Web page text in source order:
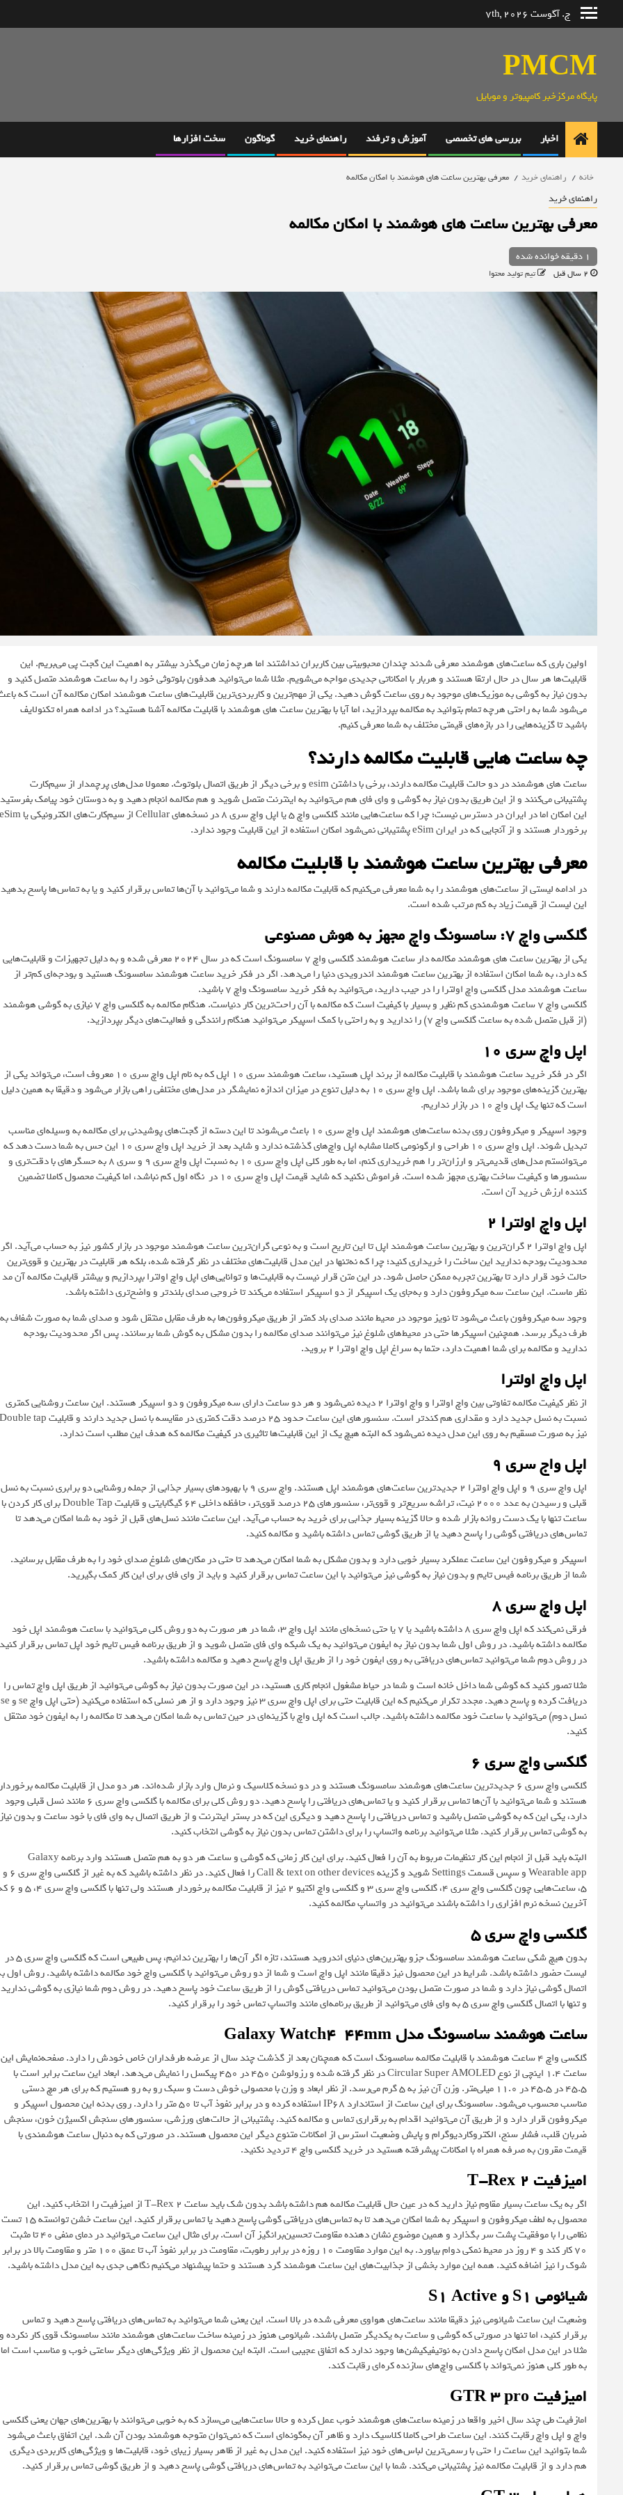
ج. آگوست 7th, 2026
PMCM
پایگاه مرکزخبر کامپیوتر و موبایل
اخبار بررسی های تخصصی آموزش و ترفند راهنمای خرید گوناگون سخت افزارها
خانه راهنمای خرید معرفی بهترین ساعت های هوشمند با امکان مکالمه
راهنمای خرید
معرفی بهترین ساعت های هوشمند با امکان مکالمه
1 دقیقه خوانده شده
تیم تولید محتوا
اولین باری که ساعت‌های هوشمند معرفی شدند چندان محبوبیتی بین کاربران نداشتند اما هرچه زمان می‌گذرد بیشتر به اهمیت این گجت پی می‌بریم. این
قابلیت‌ها هر سال در حال ارتقا هستند و هربار با امکاناتی جدیدی مواجه می‌شویم. مثلا شما می‌توانید هدفون بلوتوثی خود را به ساعت هوشمند متصل کنید و
بدون نیاز به گوشی به موزیک‌های موجود به روی ساعت گوش دهید. یکی از مهم‌ترین و کاربردی‌ترین قابلیت‌های ساعت هوشمند امکان مکالمه آن است که
می‌شود شما به راحتی هرچه تمام بتوانید به مکالمه بپردازید، اما آیا با بهترین ساعت های هوشمند با قابلیت مکالمه آشنا هستید؟ در ادامه همراه تکنولایف
باشید تا گزینه‌هایی را در بازه‌های قیمتی مختلف به شما معرفی کنیم.
چه ساعت هایی قابلیت مکالمه دارند؟
ساعت های هوشمند در دو حالت قابلیت مکالمه دارند، برخی با داشتن esim و برخی دیگر از طریق اتصال بلوتوث. معمولا مدل‌های پرچمدار از سیم‌کارت
پشتیبانی می‌کنند و از این طریق بدون نیاز به گوشی و وای فای هم می‌توانید به اینترنت متصل شوید و هم مکالمه انجام دهید و به دوستان خود پیامک
این امکان اما در ایران در دسترس نیست؛ چرا که ساعت‌هایی مانند گلکسی واچ 5 یا اپل واچ سری 8 در نسخه‌های Cellular از سیم‌کارت‌های الکترونیکی یا eSim
برخوردار هستند و از آنجایی که در ایران eSim پشتیبانی نمی‌شود امکان استفاده از این قابلیت وجود ندارد.
معرفی بهترین ساعت هوشمند با قابلیت مکالمه
در ادامه لیستی از ساعت‌های هوشمند را به شما معرفی می‌کنیم که قابلیت مکالمه دارند و شما می‌توانید با آن‌ها تماس برقرار کنید و یا به تماس‌ها پاسخ
این لیست از قیمت زیاد به کم مرتب شده است.
گلکسی واچ ۷: سامسونگ واچ مجهز به هوش مصنوعی
یکی از بهترین ساعت های هوشمند مکالمه دار ساعت هوشمند گلکسی واچ 7 سامسونگ است که در سال 2024 معرفی شده و به دلیل تجهیزات و قابلیت‌هایی
که دارد، به شما امکان استفاده از بهترین ساعت هوشمند اندرویدی دنیا را می‌دهد. اگر در فکر خرید ساعت هوشمند سامسونگ هستید و بودجه‌ای کم‌تر از
ساعت هوشمند مدل گلکسی واچ اولترا را در جیب دارید، می‌توانید به فکر خرید سامسونگ واچ 7 باشید.
گلکسی واچ ۷ ساعت هوشمندی کم نظیر و بسیار با کیفیت است که مکالمه با آن راحت‌ترین کار دنیاست. هنگام مکالمه به گلکسی واچ ۷ نیازی به گوشی هوشمند
(از قبل متصل شده به ساعت گلکسی واچ ۷) را ندارید و به راحتی با کمک اسپیکر می‌توانید هنگام رانندگی و فعالیت‌های دیگر بپردازید.
اپل واچ سری 10
اگر در فکر خرید ساعت هوشمند با قابلیت مکالمه از برند اپل هستید، ساعت هوشمند سری 10 اپل که به نام اپل واچ سری ۱۰ معروف است، می‌تواند یکی از
بهترین گزینه‌های موجود برای شما باشد. اپل واچ سری 10 به دلیل تنوع در میزان اندازه نمایشگر در مدل‌های مختلفی راهی بازار می‌شود و دقیقا به همین دلیل
است که تنها یک اپل واچ 10 در بازار نداریم.
وجود اسپیکر و میکروفون روی بدنه ساعت‌های هوشمند اپل واچ سری ۱۰ باعث می‌شوند تا این دسته از گجت‌های پوشیدنی برای مکالمه به وسیله‌ای مناسب
تبدیل شوند. اپل واچ سری 10 طراحی و ارگونومی کاملا مشابه اپل واچ‌های گذشته ندارد و شاید بعد از خرید اپل واچ سری ۱۰ این حس به شما دست دهد که
می‌توانستم مدل‌های قدیمی‌تر و ارزان‌تر را هم خریداری کنم، اما به طور کلی اپل واچ سری 10 به نسبت اپل واچ سری 9 و سری 8 به حسگرهای با دقت‌تری و
سنسورها و کیفیت ساخت بهتری مجهز شده است. فراموش نکنید که شاید قیمت اپل واچ سری ۱۰ در نگاه اول کم نباشد، اما کیفیت محصول کاملا تضمین
کننده ارزش خرید آن است.
اپل واچ اولترا 2
اپل واچ اولترا 2 گران‌ترین و بهترین ساعت هوشمند اپل تا این تاریخ است و به نوعی گران‌ترین ساعت هوشمند موجود در بازار کشور نیز به حساب می‌آید. اگر
محدودیت بودجه ندارید این ساخت را خریداری کنید؛ چرا که نه‌تنها در این مدل قابلیت‌های مختلف در نظر گرفته شده، بلکه هر قابلیت در بهترین و قوی‌ترین
حالت خود قرار دارد تا بهترین تجربه ممکن حاصل شود. در این متن قرار نیست به قابلیت‌ها و توانایی‌های اپل واچ اولترا بپردازیم و بیشتر قابلیت مکالمه آن مد
نظر ماست. این ساعت سه میکروفون دارد و به‌جای یک اسپیکر از دو اسپیکر استفاده می‌کند تا خروجی صدای بلندتر و واضح‌تری داشته باشد.
وجود سه میکروفون باعث می‌شود تا نویز موجود در محیط مانند صدای باد کمتر از طریق میکروفون‌ها به طرف مقابل منتقل شود و صدای شما به صورت شفاف به
طرف دیگر برسد. همچنین اسپیکرها حتی در محیط‌های شلوغ نیز می‌توانند صدای مکالمه را بدون مشکل به گوش شما برسانند. پس اگر محدودیت بودجه
ندارید و مکالمه برای شما اهمیت دارد، حتما به سراغ اپل واچ اولترا 2 بروید.
اپل واچ اولترا
از نظر کیفیت مکالمه تفاوتی بین واچ اولترا و واچ اولترا 2 دیده نمی‌شود و هر دو ساعت دارای سه میکروفون و دو اسپیکر هستند. این ساعت روشنایی کمتری
نسبت به نسل جدید دارد و مقداری هم کندتر است. سنسورهای این ساعت حدود 25 درصد دقت کمتری در مقایسه با نسل جدید دارند و قابلیت Double tap
نیز به صورت مسقیم به روی این مدل دیده نمی‌شود که البته هیچ یک از این قابلیت‌ها تاثیری در کیفیت مکالمه که هدف این مطلب است ندارد.
اپل واج سری 9
اپل واچ سری 9 و اپل واچ اولترا 2 جدیدترین ساعت‌های هوشمند اپل هستند. واچ سری 9 با بهبودهای بسیار جذابی از جمله روشنایی دو برابری نسبت به نسل
قبلی و رسیدن به عدد 2000 نیت، تراشه سریع‌تر و قوی‌تر، سنسورهای 25 درصد قوی‌تر، حافظه داخلی 64 گیگابایتی و قابلیت Double Tap برای کار کردن با
ساعت تنها با یک دست روانه بازار شده و حالا گزینه بسیار جذابی برای خرید به حساب می‌آید. این ساعت مانند نسل‌های قبل از خود به شما امکان می‌دهد تا
تماس‌های دریافتی گوشی را پاسخ دهید یا از طریق گوشی تماس داشته باشید و مکالمه کنید.
اسپیکر و میکروفون این ساعت عملکرد بسیار خوبی دارد و بدون مشکل به شما امکان می‌دهد تا حتی در مکان‌های شلوغ صدای خود را به طرف مقابل برسانید.
شما از طریق برنامه فیس تایم و بدون نیاز به گوشی نیز می‌توانید با این ساعت تماس برقرار کنید و باید از وای فای برای این کار کمک بگیرید.
اپل واچ سری 8
فرقی نمی‌کند که اپل واچ سری 8 داشته باشید یا 7 یا حتی نسخه‌ای مانند اپل واچ 3، شما در هر صورت به دو روش کلی می‌توانید با ساعت هوشمند اپل خود
مکالمه داشته باشید. در روش اول شما بدون نیاز به ایفون می‌توانید به یک شبکه وای فای متصل شوید و از طریق برنامه‌ فیس تایم خود اپل تماس برقرار
در روش دوم شما می‌توانید تماس‌های دریافتی به روی ایفون خود را از طریق اپل واچ پاسخ دهید و مکالمه داشته باشید.
مثلا تصور کنید که گوشی شما داخل خانه است و شما در حیاط مشغول انجام کاری هستید، در این صورت بدون نیاز به گوشی می‌توانید از طریق اپل واچ تماس را
دریافت کرده و پاسخ دهید. مجدد تکرار می‌کنیم که این قابلیت حتی برای اپل واچ سری 3 نیز وجود دارد و از هر نسلی که استفاده می‌کنید (حتی اپل واچ se و se
نسل دوم) می‌توانید با ساعت خود مکالمه داشته باشید. جالب است که اپل واچ با گزینه‌ای در حین تماس به شما امکان می‌دهد تا مکالمه را به ایفون خود منتقل
کنید.
گلکسی واچ سری 6
گلکسی واچ سری 6 جدیدترین ساعت‌های هوشمند سامسونگ هستند و در دو نسخه کلاسیک و نرمال وارد بازار شده‌اند. هر دو مدل از قابلیت مکالمه
هستند و شما می‌توانید با آن‌ها تماس برقرار کنید و یا تماس‌های دریافتی را پاسخ دهید. دو روش کلی برای مکالمه با گلکسی واچ سری 6 مانند نسل قبلی وجود
دارد، یکی این که به گوشی متصل باشید و تماس دریافتی را پاسخ دهید و دیگری این که در بستر اینترنت و از طریق اتصال به وای فای با خود ساعت و بدون نیاز
به گوشی تماس برقرار کنید. مثلا می‌توانید برنامه واتساپ را برای داشتن تماس بدون نیاز به گوشی انتخاب کنید.
البته باید قبل از انجام این کار تنظیمات مربوط به آن را فعال کنید. برای این کار زمانی که گوشی و ساعت هر دو به هم متصل هستند وارد برنامه Galaxy
Wearable app و سپس قسمت Settings شوید و گزینه Call & text on other devices را فعال کنید. در نظر داشته باشید که به غیر از گلکسی واچ سری 6 و
5، ساعت‌هایی چون گلکسی واچ سری 4، گلکسی واچ سری 3 و گلکسی واچ اکتیو 2 نیز
آخرین نسخه نرم افزاری را داشته باشند می‌توانید در واتساپ مکالمه کنید.
گلکسی واچ سری 5
بدون هیچ شکی ساعت‌ هوشمند سامسونگ جزو بهترین‌های دنیای اندروید هستند، تازه اگر آن‌ها را بهترین ندانیم، پس طبیعی است که گلکسی واچ سری 5 در
لیست حضور داشته باشد. شرایط در این محصول نیز دقیقا مانند اپل واچ است و شما از دو روش می‌توانید با گلکسی واچ خود مکالمه داشته باشید. روش اول
اتصال گوشی نیاز دارد و شما در صورت متصل بودن می‌توانید تماس دریافتی گوش را از طریق ساعت خود پاسخ دهید. در روش دوم شما نیازی به گوشی ندارید
و تنها با اتصال گلکسی واچ سری 5 به وای فای می‌توانید از طریق برنامه‌‌ای مانند واتساپ تماس خود را برقرار کنید.
ساعت هوشمند سامسونگ مدل Galaxy Watch4 44mm
گلکسی واچ 4 ساعت هوشمند با قابلیت مکالمه سامسونگ است که همچنان بعد از گذشت چند سال از عرضه طرفداران خاص خودش را دارد. صفحه‌نمایش این
ساعت 1.4 اینچی از نوع Circular Super AMOLED در نظر گرفته شده و رزولوشن 450 در 450 پیکسل را نمایش می‌دهد. ابعاد این ساعت برابر است با
45.5 در 45.5 در 11.0 میلی‌متر. وزن آن نیز به 5 گرم می‌رسد. از نظر ابعاد و وزن با محصولی خوش دست و سبک رو به رو هستیم که برای هر مچ دستی
مناسب محسوب می‌شود. سامسونگ برای این ساعت از استاندارد IP68 استفاده کرده و در برابر نفوذ آب تا 50 متر را دارد. روی بدنه این محصول اسپیکر و
میکروفون قرار دارد و از طریق آن می‌توانید اقدام به برقراری تماس و مکالمه کنید. پشتیبانی از حالت‌های ورزشی، سنسورهای سنجش اکسیژن خون، سنجش
ضربان قلب، فشار سنج، الکتروکاردیوگرام و پایش وضعیت استرس از امکانات متنوع دیگر این محصول هستند. در صورتی که به دنبال ساعت هوشمندی با
قیمت مقرون به صرفه همراه با امکانات پیشرفته هستید در خرید گلکسی واچ 4 تردید نکنید.
امیزفیت T-Rex 2
اگر به یک ساعت بسیار مقاوم نیاز دارید که در عین حال قابلیت مکالمه هم داشته باشد بدون شک باید ساعت T-Rex 2 از امیزفیت را انتخاب کنید. این
محصول به لطف میکروفون و اسپیکر به شما امکان می‌دهد تا به تماس‌های دریافتی گوشی پاسخ دهید یا تماس برقرار کنید. این ساعت خشن توانسته 15 تست
نظامی را با موفقیت پشت سر بگذارد و همین موضوع نشان دهنده مقاومت تحسین‌برانگیز آن است. برای مثال این ساعت می‌توانید در دمای منفی 40 تا مثبت
70 کار کند و 4 روز در محیط نمکی دوام بیاورد. به این موارد مقاومت 10 روزه در برابر رطوبت، مقاومت در برابر نفوذ آب تا عمق 100 متر و مقاومت بالا در برابر
شوک را نیز اضافه کنید. همه این موارد بخشی از جذابیت‌های این ساعت هوشمند گرد هستند و حتما پیشنهاد می‌کنیم نگاهی جدی به این مدل داشته باشید.
شیائومی S1 و S1 Active
وضعیت این ساعت شیائومی نیز دقیقا مانند ساعت‌های هواوی معرفی شده در بالا است. این یعنی شما می‌توانید به تماس‌های دریافتی پاسخ دهید و تماس
برقرار کنید، اما تنها در صورتی که گوشی و ساعت به یکدیگر متصل باشند. شیائومی هنوز در زمینه ساخت ساعت‌های هوشمند مانند سامسونگ قوی کار نکرده و
مثلا در این مدل امکان پاسخ دادن به نوتیفیکیشن‌ها وجود ندارد که اتفاق عجیبی است. البته این محصول از نظر ویژگی‌های دیگر ساعتی خوب و مناسب است اما
به طور کلی هنوز نمی‌تواند با گلکسی واچ‌های سازنده کره‌ای رقابت کند.
امیزفیت GTR 3 pro
امازفیت طی چند سال اخیر واقعا در زمینه ساعت‌های هوشمند خوب عمل کرده و حالا ساعت‌هایی می‌سازد که به خوبی می‌توانند با بهترین‌های جهان یعنی گلکسی
واچ و اپل واچ رقابت کنند. این ساعت طراحی کاملا کلاسیک دارد و ظاهر آن به‌گونه‌ای است که نمی‌توان متوجه هوشمند بودن آن شد. این اتفاق باعث می‌شود
شما بتوانید این ساعت‌ را حتی با رسمی‌ترین لباس‌های خود نیز استفاده کنید. این مدل به غیر از ظاهر بسیار زیبای خود، قابلیت‌ها و ویژگی‌های کاربردی دیگری
هم دارد و از قابلیت مکالمه نیز پشتیبانی می‌کند. شما با این ساعت می‌توانید به تماس‌های دریافتی گوشی پاسخ دهید و از طریق گوشی تماس برقرار کنید.